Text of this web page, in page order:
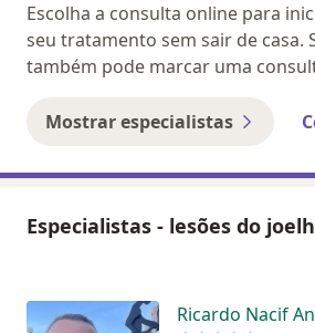
Escolha a consulta online para
seu tratamento sem sair de casa.
também pode marcar uma
Mostrar especialistas
Especialistas - lesões do
Ricardo Nacif